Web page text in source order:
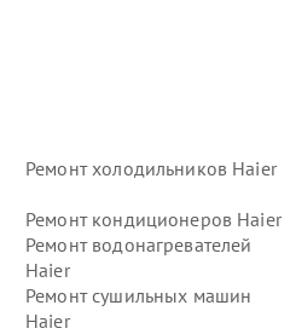
Ремонт холодильников Haier
Ремонт кондиционеров Haier
Ремонт водонагревателей
Haier
Ремонт сушильных машин
Haier